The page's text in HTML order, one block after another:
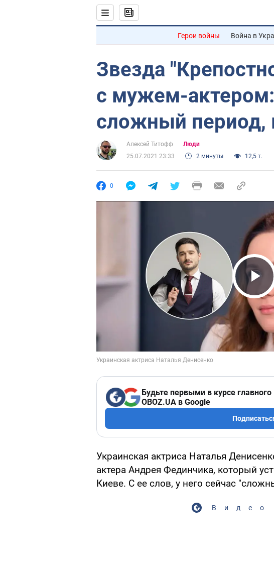
Герои войны Война в
Звезда
с мужем-актером:
сложный период,
Алексей Титофф
Люди
25.07.2021 23:33
2 минуты 12,5 т.
0
Будьте первыми в курсе
OBOZ.UA в Google
Украинская актриса Наталья
актера Андрея Фединчика, который
Киеве. С ее слов, у него сейчас
Видео